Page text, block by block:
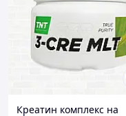
Креатин комплекс на